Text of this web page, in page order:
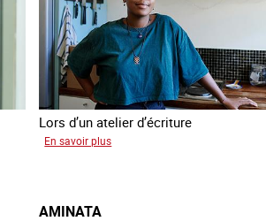
Lors d’un atelier d’écriture
En savoir plus
AMINATA